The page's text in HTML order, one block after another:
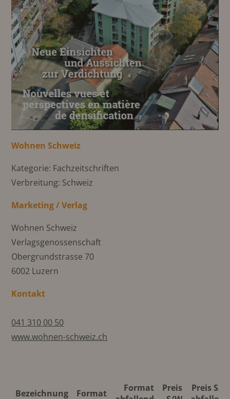
Wohnen Schweiz
Kategorie: Fachzeitschriften
Verbreitung: Schweiz
Marketing / Verlag
Wohnen Schweiz
Verlagsgenossenschaft
Obergrundstrasse 70
6002 Luzern
Kontakt
041 310 00 50
www.wohnen-schweiz.ch
Bezeichnung Format
Format
Preis
Preis S/W